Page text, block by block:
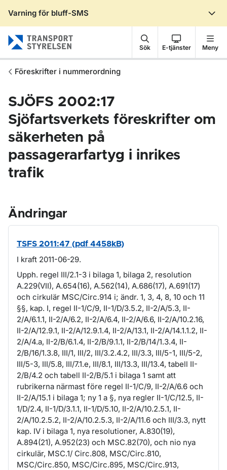
Varning för bluff-SMS
Sök E-tjänster Meny
Föreskrifter i nummerordning
SJÖFS 2002:17
Sjöfartsverkets föreskrifter om
säkerheten på
passagerarfartyg i inrikes
trafik
Ändringar
TSFS 2011:47 (pdf 4458kB)
I kraft 2011-06-29.
Upph. regel III/2.1-3 i bilaga 1, bilaga 2, resolution
A.229(VII), A.654(16), A.562(14), A.686(17), A.691(17)
och cirkulär MSC/Circ.914 i; ändr. 1, 3, 4, 8, 10 och 11
§§, kap. I, regel II-1/C/9, II-1/D/3.5.2, II-2/A/5.3, II-
2/A/6.1.1, II-2/A/6.2, II-2/A/6.4, II-2/A/6.6, II-2/A/10.2.16,
II-2/A/12.9.1, II-2/A/12.9.1.4, II-2/A/13.1, II-2/A/14.1.1.2, II-
2/A/4.a, II-2/B/6.1.4, II-2/B/9.1.1, II-2/B/14/1.3.4, II-
2/B/16/1.3.8, III/1, III/2, III/3.2.4.2, III/3.3, III/5-1, III/5-2,
III/5-3, III/5.8, III/7.1.e, III/8.1, III/13.3, III/13.4, tabell II-
2/B/4.2 och tabell II-2/B/5.1 i bilaga 1 samt att
rubrikerna närmast före regel II-1/C/9, II-2/A/6.6 och
II-2/A/15.1 i bilaga 1; ny 1 a §, nya regler II-1/C/12.5, II-
1/D/2.4, II-1/D/3.1.1, II-1/D/5.10, II-2/A/10.2.5.1, II-
2/A/10.2.5.2, II-2/A/10.2.5.3, II-2/A/11.6 och III/3.3, nytt
kap. IV i bilaga 1, nya resolutioner, A.830(19),
A.894(21), A.952(23) och MSC.82(70), och nio nya
cirkulär, MSC.1/ Circ.808, MSC/Circ.810,
MSC/Circ.850, MSC/Circ.895, MSC/Circ.913,